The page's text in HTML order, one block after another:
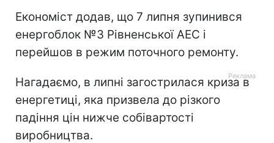
Економіст додав, що 7 липня зупинився
енергоблок №3 Рівненської АЕС і
перейшов в режим поточного ремонту.
Нагадаємо, в липні загострилася криза в
енергетиці, яка призвела до різкого
падіння цін нижче собівартості
виробництва.